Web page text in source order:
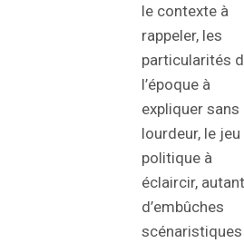
le contexte à
rappeler, les
particularités
l’époque à
expliquer sans
lourdeur, le jeu
politique à
éclaircir, autant
d’embûches
scénaristiques